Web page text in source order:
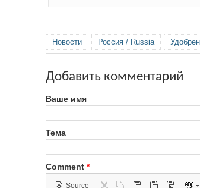
Новости Россия / Russia
Добавить комментарий
Ваше имя
Тема
Comment *
Source